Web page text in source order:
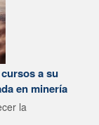
a su
en minería
la